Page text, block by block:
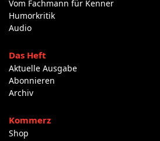
Vom Fachmann für Kenner
Humorkritik
Audio
Das Heft
Aktuelle Ausgabe
Abonnieren
Archiv
Kommerz
Shop